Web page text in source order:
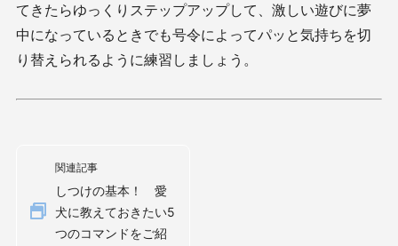
てきたらゆっくりステップアップして、激しい遊びに夢
中になっているときでも号令によってパッと気持ちを切
り替えられるように練習しましょう。
関連記事
しつけの基本！ 愛
犬に教えておきたい5
つのコマンドをご紹